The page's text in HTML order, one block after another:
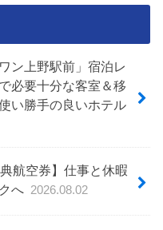
ン上野駅前」宿泊レ
必要十分な客室＆移
い勝手の良いホテル
航空券】仕事と休暇
へ 2026.08.02